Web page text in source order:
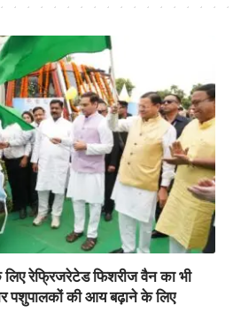
रेफ्रिजरेटेड फिशरीज वैन का भी
पशुपालकों की आय बढ़ाने के लिए